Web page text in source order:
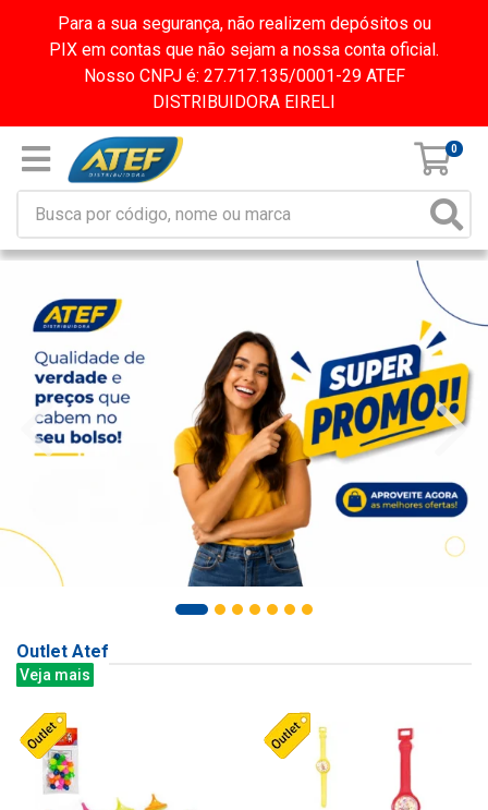
Para a sua segurança, não realizem depósitos ou
PIX em contas que não sejam a nossa conta oficial.
Nosso CNPJ é: 27.717.135/0001-29 ATEF
DISTRIBUIDORA EIRELI
0
Outlet Atef
Veja mais